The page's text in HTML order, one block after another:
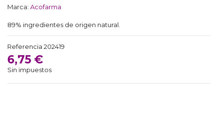
Marca: Acofarma
89% ingredientes de origen natural.
Referencia 202419
6,75 €
Sin impuestos